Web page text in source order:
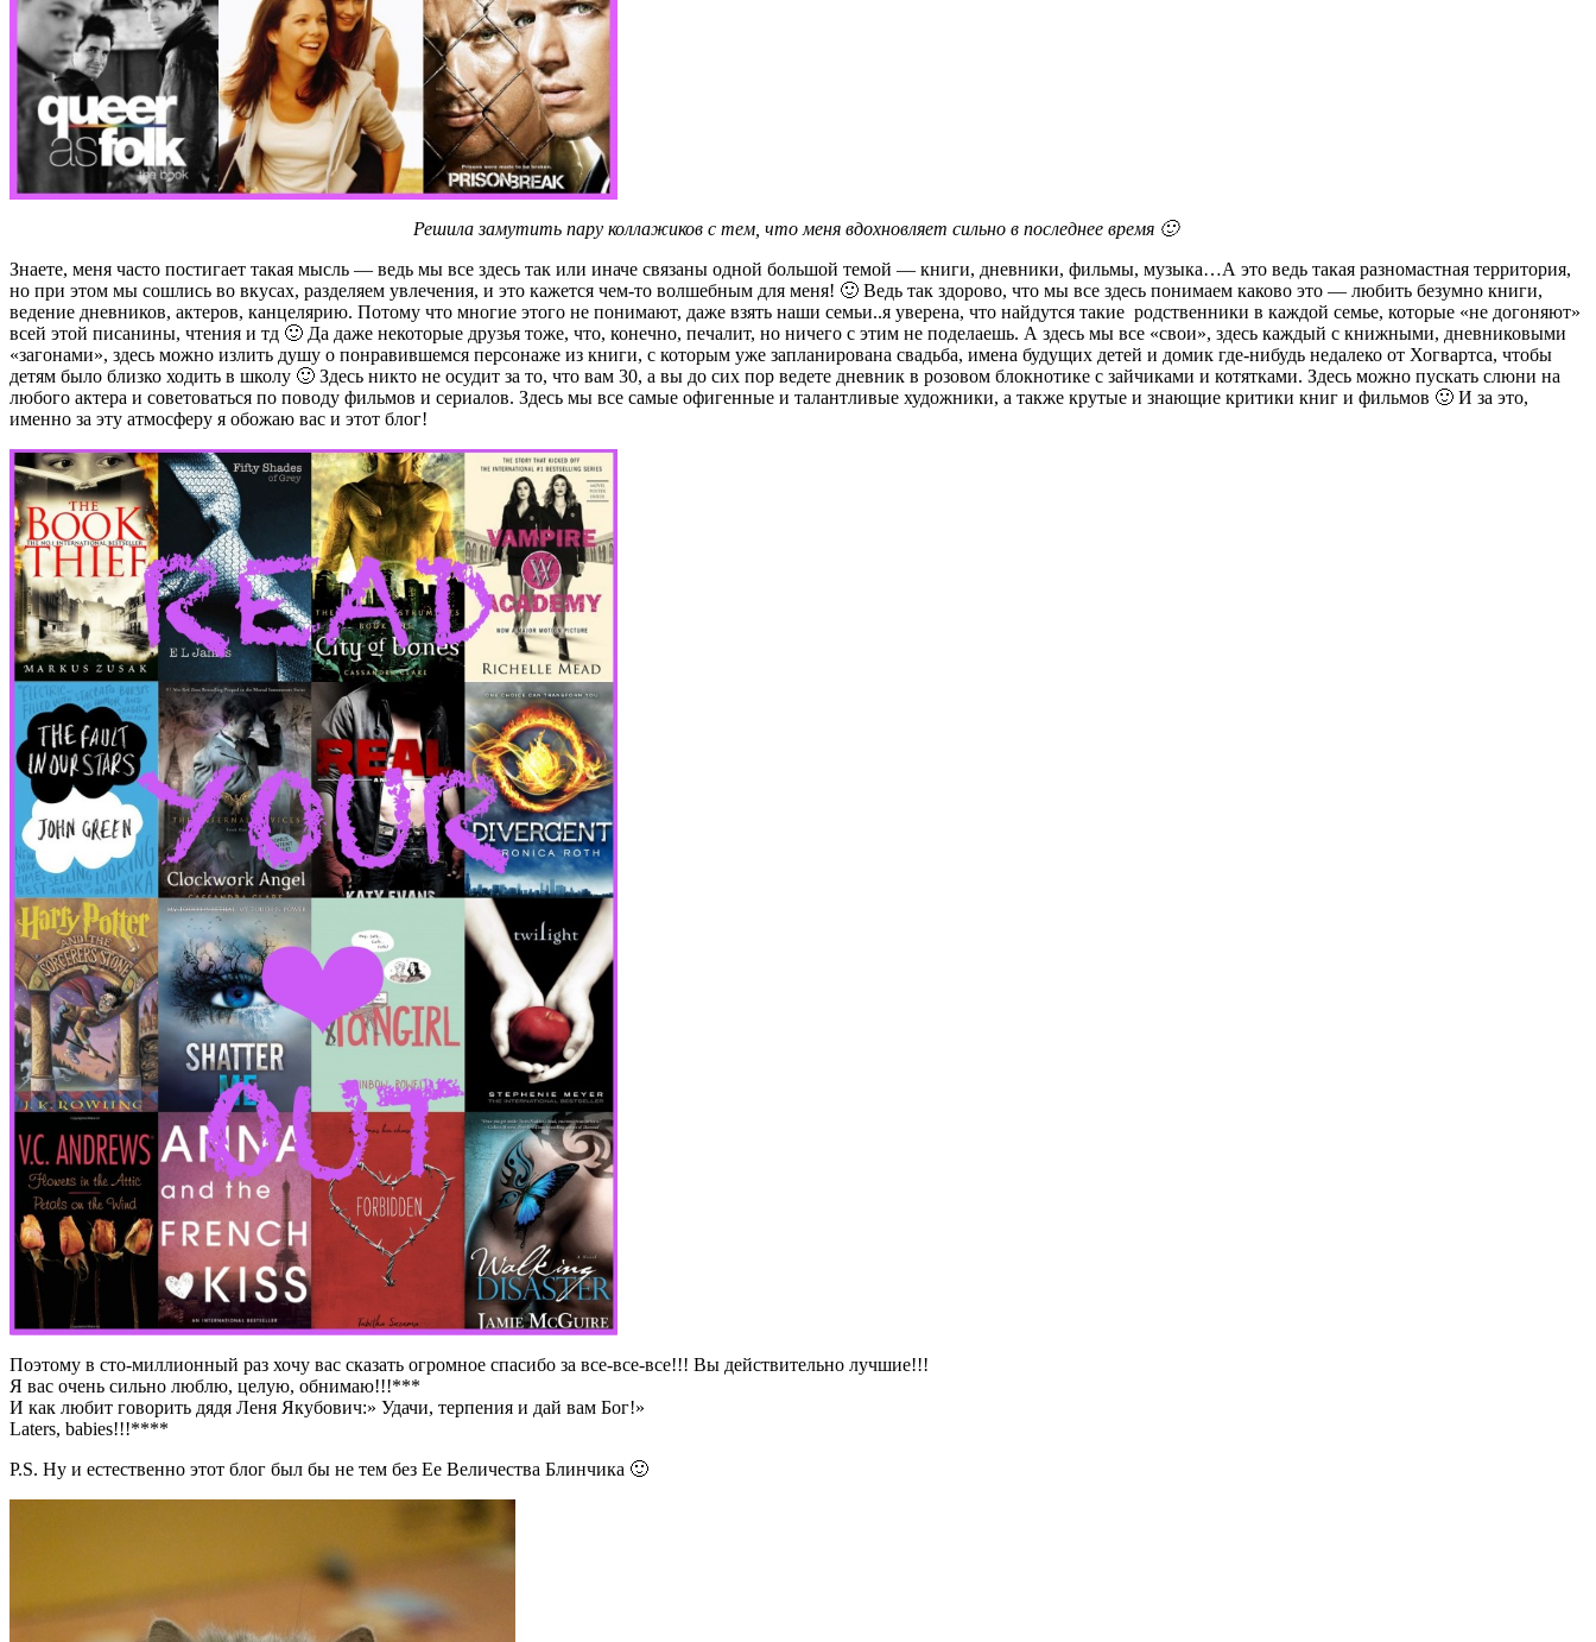
Решила замутить пару коллажиков с тем, что меня вдохновляет сильно в последнее время 🙂
Знаете, меня часто постигает такая мысль — ведь мы все здесь так или иначе связаны одной большой темой — книги, дневники, фильмы, музыка…А это ведь такая разномастная территория,
но при этом мы сошлись во вкусах, разделяем увлечения, и это кажется чем-то волшебным для меня! 🙂 Ведь так здорово, что мы все здесь понимаем каково это — любить безумно книги,
ведение дневников, актеров, канцелярию. Потому что многие этого не понимают, даже взять наши семьи..я уверена, что найдутся такие родственники в каждой семье, которые «не догоняют»
всей этой писанины, чтения и тд 🙂 Да даже некоторые друзья тоже, что, конечно, печалит, но ничего с этим не поделаешь. А здесь мы все «свои», здесь каждый с книжными, дневниковыми
«загонами», здесь можно излить душу о понравившемся персонаже из книги, с которым уже запланирована свадьба, имена будущих детей и домик где-нибудь недалеко от Хогвартса, чтобы
детям было близко ходить в школу 🙂 Здесь никто не осудит за то, что вам 30, а вы до сих пор ведете дневник в розовом блокнотике с зайчиками и котятками. Здесь можно пускать слюни на
любого актера и советоваться по поводу фильмов и сериалов. Здесь мы все самые офигенные и талантливые художники, а также крутые и знающие критики книг и фильмов 🙂 И за это,
именно за эту атмосферу я обожаю вас и этот блог!
Поэтому в сто-миллионный раз хочу вас сказать огромное спасибо за все-все-все!!! Вы действительно лучшие!!!
Я вас очень сильно люблю, целую, обнимаю!!!***
И как любит говорить дядя Леня Якубович:» Удачи, терпения и дай вам Бог!»
Laters, babies!!!****
P.S. Ну и естественно этот блог был бы не тем без Ее Величества Блинчика 🙂